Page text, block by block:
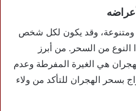
ومتنوعة، وقد يكون لكل شخص
من السحر. من أبرز
هي الغيرة المفرطة وعدم
بسحر الهجران للتأكد من ولاء